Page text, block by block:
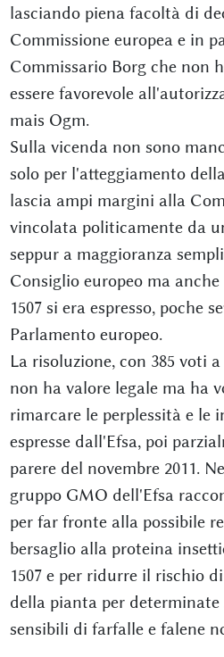
lasciando piena facoltà di
Commissione europea e in
Commissario Borg che non
essere favorevole
mais Ogm.
Sulla vicenda non sono
solo per l'atteggiamento
lascia ampi margini alla
vincolata politicamente da
seppur a maggioranza
Consiglio europeo ma
1507 si era espresso, poche
Parlamento europeo.
La risoluzione, con 385 voti
non ha valore legale ma ha
rimarcare le perplessità e le
espresse dall'Efsa, poi
parere del novembre 2011.
gruppo GMO dell'Efsa
per far fronte alla possibile
bersaglio alla proteina
1507 e per ridurre il rischio
della pianta per determinate
sensibili di farfalle e falene